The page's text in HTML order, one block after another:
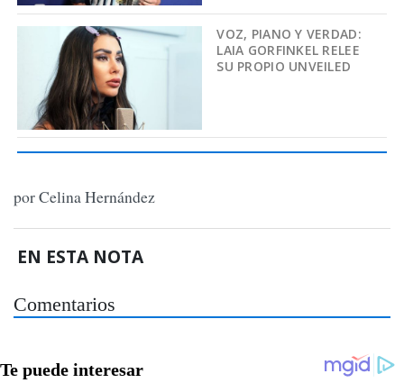
VOZ, PIANO Y VERDAD:
LAIA GORFINKEL RELEE
SU PROPIO UNVEILED
por Celina Hernández
EN ESTA NOTA
Comentarios